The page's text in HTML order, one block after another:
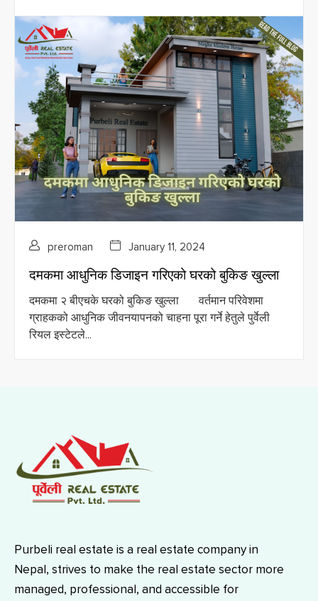
preroman January 11, 2024
दमकमा आधुनिक डिजाइन गरिएको घरको बुकिङ खुल्ला
दमकमा २ बीएचके घरको बुकिङ खुल्ला वर्तमान परिवेशमा
ग्राहकको आधुनिक जीवनयापनको चाहना पूरा गर्ने हेतुले पुर्वेली
रियल इस्टेटले...
Purbeli real estate is a real estate company in
Nepal, strives to make the real estate sector more
managed, professional, and accessible for